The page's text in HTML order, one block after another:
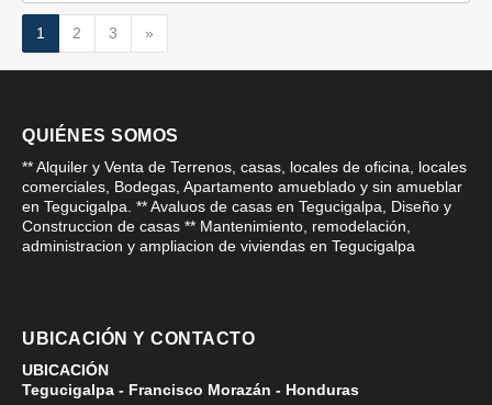
1 2 3 »
QUIÉNES SOMOS
** Alquiler y Venta de Terrenos, casas, locales de oficina, locales
comerciales, Bodegas, Apartamento amueblado y sin amueblar
en Tegucigalpa. ** Avaluos de casas en Tegucigalpa, Diseño y
Construccion de casas ** Mantenimiento, remodelación,
administracion y ampliacion de viviendas en Tegucigalpa
UBICACIÓN Y CONTACTO
UBICACIÓN
Tegucigalpa - Francisco Morazán - Honduras